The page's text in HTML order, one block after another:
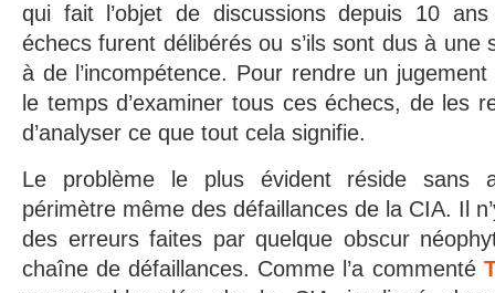
qui fait l’objet de discussions depuis 10
échecs furent délibérés ou s’ils sont dus à une
à de l’incompétence. Pour rendre un
le temps d’examiner tous ces échecs, de les
d’analyser ce que tout cela signifie.
Le problème le plus évident réside sans
périmètre même des défaillances de la CIA. Il
des erreurs faites par quelque obscur
chaîne de défaillances. Comme l’a commenté